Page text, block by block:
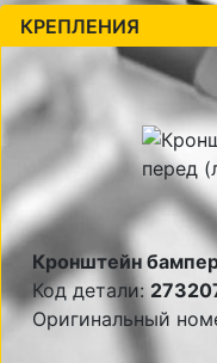
КРЕПЛЕНИЯ
Кронштейн
Код детали:
Оригинальный